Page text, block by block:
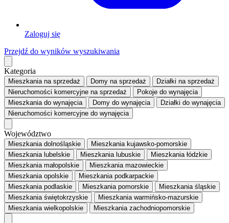
Zaloguj się
Przejdź do wyników wyszukiwania
Kategoria
Mieszkaniana sprzedaż Domy na sprzedaż Działki na sprzedaż
Nieruchomości komercyjne na sprzedaż Pokoje do wynajęcia
Mieszkaniado wynajęcia Domy do wynajęcia Działki do wynajęcia
Nieruchomości komercyjne do wynajęcia
Województwo
Mieszkania dolnośląskie
Mieszkania kujawsko-pomorskie
Mieszkania lubelskie
Mieszkania lubuskie
Mieszkania łódzkie
Mieszkania małopolskie
Mieszkania mazowieckie
Mieszkania opolskie
Mieszkania podkarpackie
Mieszkania podlaskie
Mieszkania pomorskie
Mieszkania śląskie
Mieszkania świętokrzyskie
Mieszkania warmińsko-mazurskie
Mieszkania wielkopolskie
Mieszkania zachodniopomorskie